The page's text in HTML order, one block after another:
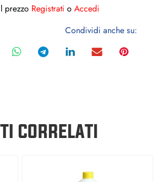
prezzo Registrati o Accedi
Condividi anche su:
CORRELATI